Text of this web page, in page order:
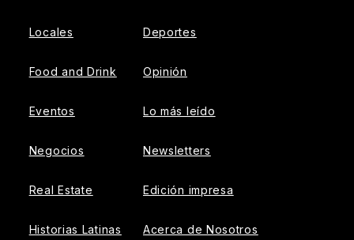
Locales
Food and Drink
Eventos
Negocios
Real Estate
Historias Latinas
Deportes
Opinión
Lo más leído
Newsletters
Edición impresa
Acerca de Nosotros